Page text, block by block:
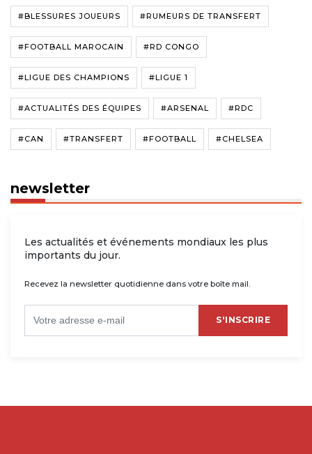
#BLESSURES JOUEURS #RUMEURS DE TRANSFERT
#FOOTBALL MAROCAIN #RD CONGO
#LIGUE DES CHAMPIONS #LIGUE 1
#ACTUALITÉS DES ÉQUIPES #ARSENAL #RDC
#CAN #TRANSFERT #FOOTBALL #CHELSEA
newsletter
Les actualités et événements mondiaux les plus
importants du jour.
Recevez la newsletter quotidienne dans votre boîte mail.
S'INSCRIRE